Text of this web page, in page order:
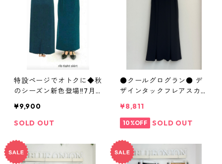
特設ページでオトクに◆秋
のシーズン新色登場‼️7月
kirt◆大人気◆マイクロリ
ブタイトスカート 51561
¥9,900
SOLD OUT
●クールグログラン● デ
ザインタックフレアスカー
536 cloche
¥8,811
10%OFF SOLD OUT